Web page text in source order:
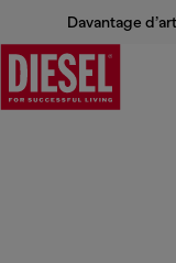
Davantage